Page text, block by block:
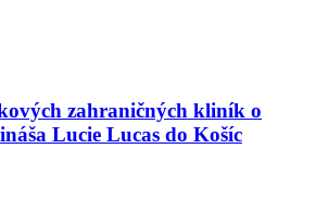
zahraničných kliník o
Lucie Lucas do Košíc